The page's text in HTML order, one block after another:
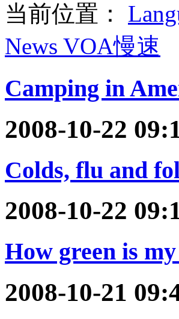
当前位置：
News VOA慢速
Camping in
2008-10-22
Colds, flu and
2008-10-22
How green is
2008-10-21